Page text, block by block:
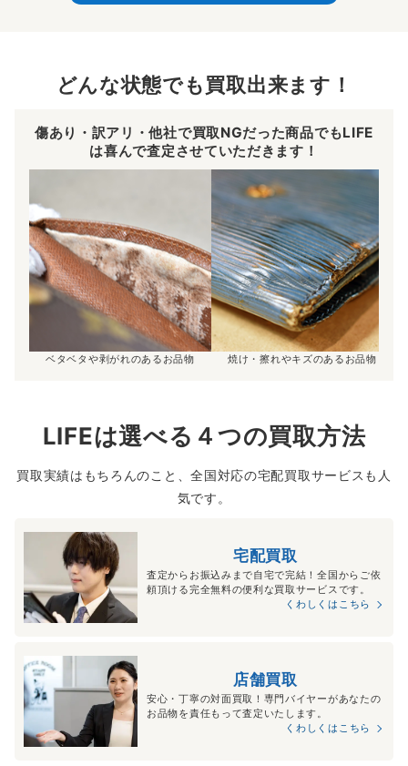
どんな状態でも買取出来ます！
傷あり・訳アリ・他社で買取NGだった商品でもLIFE
は喜んで査定させていただきます！
ベタベタや剥がれのあるお品物 焼け・擦れやキズのあるお品物
LIFEは選べる４つの買取方法
買取実績はもちろんのこと、全国対応の宅配買取サービスも人
気です。
宅配買取
査定からお振込みまで自宅で完結！全国からご依
頼頂ける完全無料の便利な買取サービスです。
くわしくはこちら
店舗買取
安心・丁寧の対面買取！専門バイヤーがあなたの
お品物を責任もって査定いたします。
くわしくはこちら